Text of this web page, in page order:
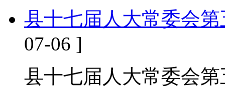
县十七届人大常委会
07-06 ]
县十七届人大常委会